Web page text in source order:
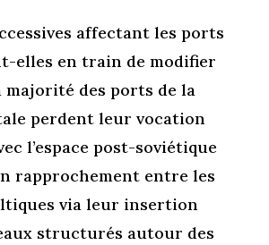
affectant les ports
elles en train de modifier
majorité des ports de la
perdent leur vocation
l’espace post-soviétique
rapprochement entre les
via leur insertion
structurés autour des